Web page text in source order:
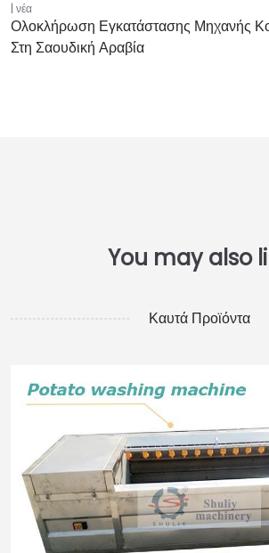
νέα
Ολοκλήρωση Εγκατάστασης Μηχανής
Στη Σαουδική Αραβία
Καυτά Προϊόντα